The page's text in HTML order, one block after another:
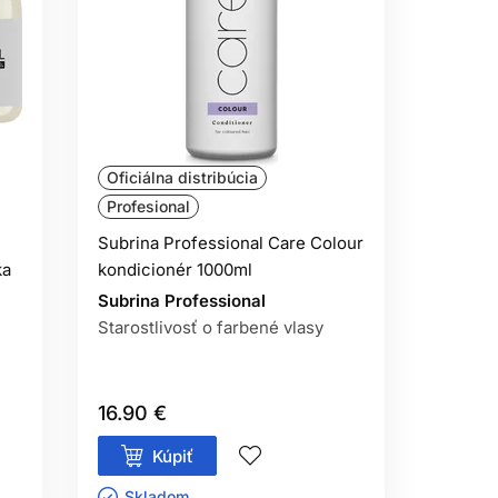
tenzidov.
a poškodenia.
starostlivosť.
Oficiálna distribúcia
Profesional
Subrina Professional Care Colour
kondicionér 1000ml
Subrina Professional
Starostlivosť o farbené vlasy
16.90 €
Kúpiť